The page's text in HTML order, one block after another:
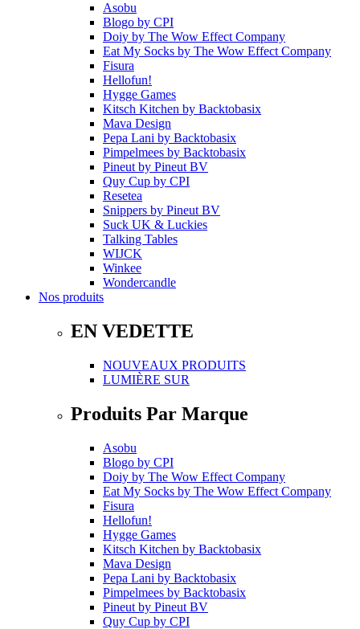
Asobu
Blogo by CPI
Doiy by The Wow Effect Company
Eat My Socks by The Wow Effect Company
Fisura
Hellofun!
Hygge Games
Kitsch Kitchen by Backtobasix
Mava Design
Pepa Lani by Backtobasix
Pimpelmees by Backtobasix
Pineut by Pineut BV
Quy Cup by CPI
Resetea
Snippers by Pineut BV
Suck UK & Luckies
Talking Tables
WIJCK
Winkee
Wondercandle
Nos produits
EN VEDETTE
NOUVEAUX PRODUITS
LUMIÈRE SUR
Produits Par Marque
Asobu
Blogo by CPI
Doiy by The Wow Effect Company
Eat My Socks by The Wow Effect Company
Fisura
Hellofun!
Hygge Games
Kitsch Kitchen by Backtobasix
Mava Design
Pepa Lani by Backtobasix
Pimpelmees by Backtobasix
Pineut by Pineut BV
Quy Cup by CPI